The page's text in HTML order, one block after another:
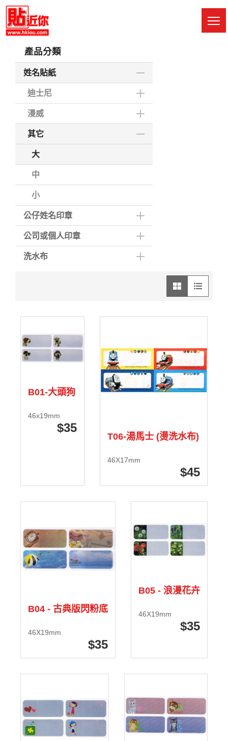
Skip
main
產品分類
姓名貼紙
迪士尼
漫威
其它
大
中
小
公仔姓名印章
公司或個人印章
洗水布
圖像模式 列表模式
B01-大頭狗
46x19mm
35
T06-湯馬士 (燙洗水布)
46X17mm
45
B04 - 古典版閃粉底
46X19mm
35
B05 - 浪漫花卉
46X19mm
35